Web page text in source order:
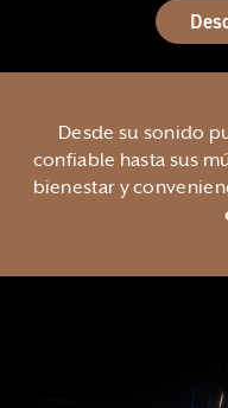
Desde su sonido
confiable hasta sus
bienestar y